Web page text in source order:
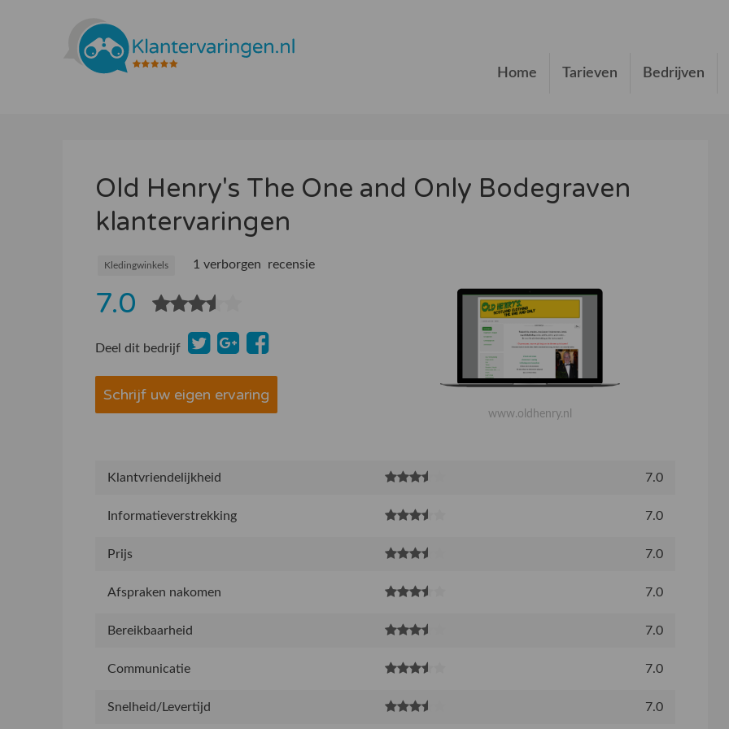
Home Tarieven Bedrijven
Old Henry's The One and Only Bodegraven
klantervaringen
Kledingwinkels 1 verborgen recensie
7.0
Deel dit bedrijf
Schrijf uw eigen ervaring
www.oldhenry.nl
Klantvriendelijkheid 7.0
Informatieverstrekking 7.0
Prijs 7.0
Afspraken nakomen 7.0
Bereikbaarheid 7.0
Communicatie 7.0
Snelheid/Levertijd 7.0